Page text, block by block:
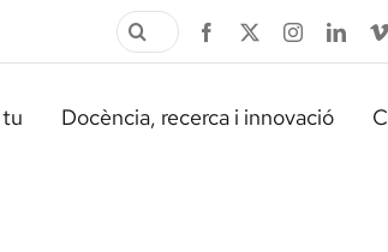
Cerca
…
Docència, recerca i innovació